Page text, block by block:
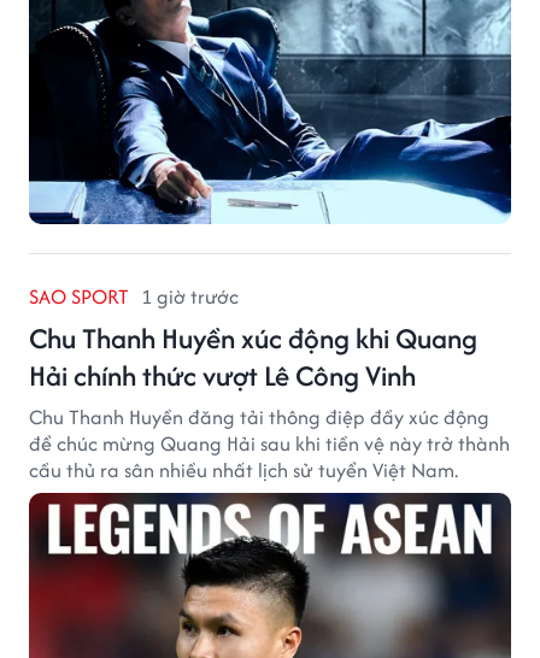
SAO SPORT 1 giờ trước
Chu Thanh Huyền xúc động khi Quang
Hải chính thức vượt Lê Công Vinh
Chu Thanh Huyền đăng tải thông điệp đầy xúc động
để chúc mừng Quang Hải sau khi tiền vệ này trở thành
cầu thủ ra sân nhiều nhất lịch sử tuyển Việt Nam.